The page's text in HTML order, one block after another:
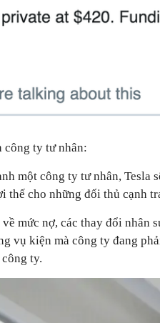
công ty tư nhân:
một công ty tư nhân, Tesla
thế cho những đối thủ cạnh
mức nợ, các thay đổi nhân
vụ kiện mà công ty đang
ty.